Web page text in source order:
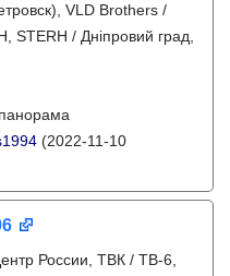
VLD Brothers /
STERH / Дніпровий град,
(2022-11-10
России, ТВК / ТВ-6,